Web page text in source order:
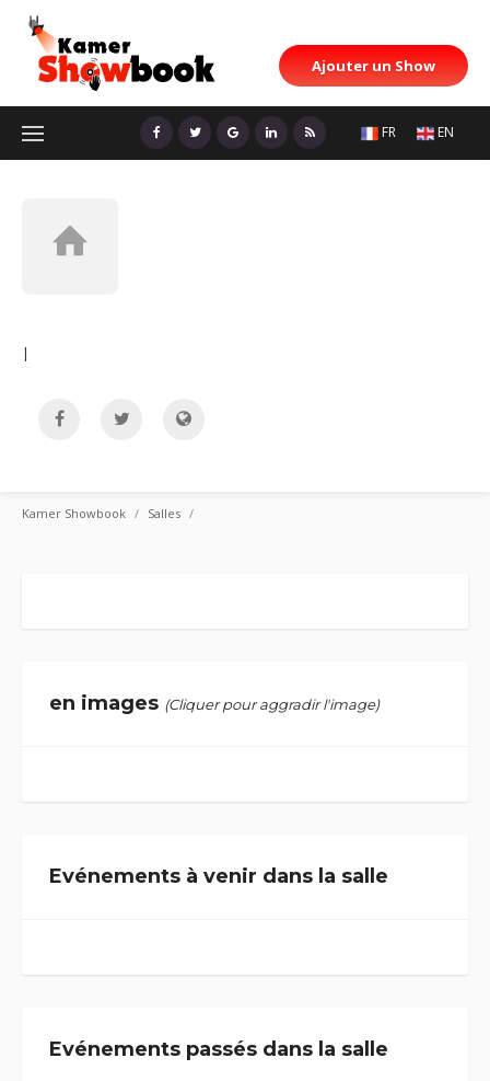
Ajouter un Show
FR EN
|
Kamer Showbook Salles
en images (Cliquer pour aggradir l'image)
Evénements à venir dans la salle
Evénements passés dans la salle